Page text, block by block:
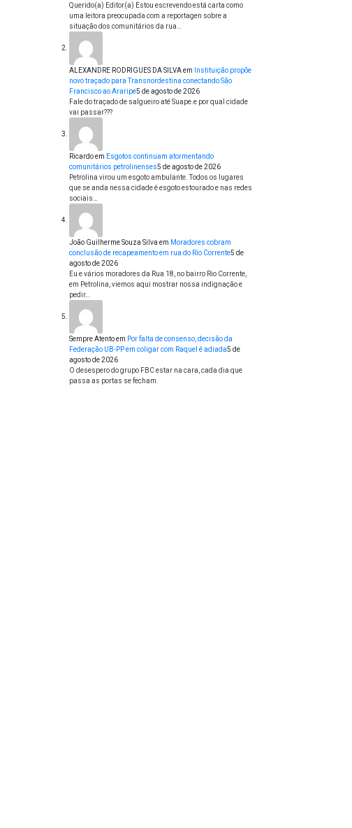
Querido(a) Editor(a) Estou escrevendo está carta como
uma leitora preocupada com a reportagen sobre a
situação dos comunitários da rua…
ALEXANDRE RODRIGUES DA SILVAem
Instituição propõe
novo traçado para Transnordestina conectando São
Francisco ao Araripe5 de agosto de 2026
Fale do traçado de salgueiro até Suape.e por qual cidade
vai passar???
Ricardoem Esgotos continuam atormentando
comunitários petrolinenses5 de agosto de 2026
Petrolina virou um esgoto ambulante. Todos os lugares
que se anda nessa cidade é esgoto estourado e nas redes
sociais…
João Guilherme Souza Silva em Moradores cobram
conclusão de recapeamento em rua do Rio Corrente5 de
agosto de 2026
Eu e vários moradores da Rua 18, no bairro Rio Corrente,
em Petrolina, viemos aqui mostrar nossa indignação e
pedir…
Sempre Atentoem Por falta de consenso, decisão da
Federação UB-PP em coligar com Raquel é adiada5 de
agosto de 2026
O desespero do grupo FBC estar na cara, cada dia que
passa as portas se fecham.